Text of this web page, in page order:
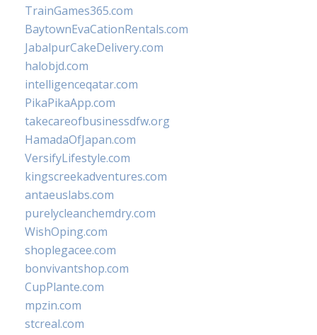
TrainGames365.com
BaytownEvaCationRentals.com
JabalpurCakeDelivery.com
halobjd.com
intelligenceqatar.com
PikaPikaApp.com
takecareofbusinessdfw.org
HamadaOfJapan.com
VersifyLifestyle.com
kingscreekadventures.com
antaeuslabs.com
purelycleanchemdry.com
WishOping.com
shoplegacee.com
bonvivantshop.com
CupPlante.com
mpzin.com
stcreal.com